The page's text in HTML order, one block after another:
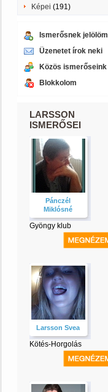
Képei (191)
Ismerősnek jelölöm
Üzenetet írok neki
Közös ismerőseink
Blokkolom
LARSSON
ISMERŐSEI
Pánczél
Miklósné
Gyöngy klub
Larsson Svea
Kötés-Horgolás